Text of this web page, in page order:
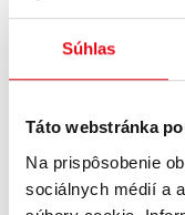
Súhlas
Táto webstránka
Na prispôsobenie
sociálnych médií a
POPIS